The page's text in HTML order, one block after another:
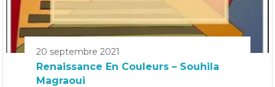
20 septembre 2021
Renaissance En Couleurs – Souhila
Magraoui